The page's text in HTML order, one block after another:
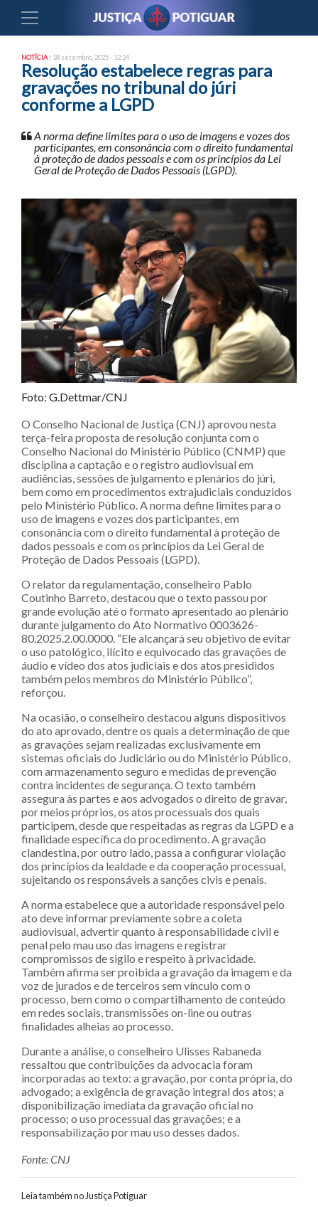
NOTÍCIA | 18 setembro, 2025 - 12:24
Resolução estabelece regras para
gravações no tribunal do júri
conforme a LGPD
A norma define limites para o uso de imagens e vozes dos
participantes, em consonância com o direito fundamental
à proteção de dados pessoais e com os princípios da Lei
Geral de Proteção de Dados Pessoais (LGPD).
Foto: G.Dettmar/CNJ
O Conselho Nacional de Justiça (CNJ) aprovou nesta
terça-feira proposta de resolução conjunta com o
Conselho Nacional do Ministério Público (CNMP) que
disciplina a captação e o registro audiovisual em
audiências, sessões de julgamento e plenários do júri,
bem como em procedimentos extrajudiciais conduzidos
pelo Ministério Público. A norma define limites para o
uso de imagens e vozes dos participantes, em
consonância com o direito fundamental à proteção de
dados pessoais e com os princípios da Lei Geral de
Proteção de Dados Pessoais (LGPD).
O relator da regulamentação, conselheiro Pablo
Coutinho Barreto, destacou que o texto passou por
grande evolução até o formato apresentado ao plenário
durante julgamento do Ato Normativo 0003626-
80.2025.2.00.0000. “Ele alcançará seu objetivo de evitar
o uso patológico, ilícito e equivocado das gravações de
áudio e vídeo dos atos judiciais e dos atos presididos
também pelos membros do Ministério Público”,
reforçou.
Na ocasião, o conselheiro destacou alguns dispositivos
do ato aprovado, dentre os quais a determinação de que
as gravações sejam realizadas exclusivamente em
sistemas oficiais do Judiciário ou do Ministério Público,
com armazenamento seguro e medidas de prevenção
contra incidentes de segurança. O texto também
assegura às partes e aos advogados o direito de gravar,
por meios próprios, os atos processuais dos quais
participem, desde que respeitadas as regras da LGPD e a
finalidade específica do procedimento. A gravação
clandestina, por outro lado, passa a configurar violação
dos princípios da lealdade e da cooperação processual,
sujeitando os responsáveis a sanções civis e penais.
A norma estabelece que a autoridade responsável pelo
ato deve informar previamente sobre a coleta
audiovisual, advertir quanto à responsabilidade civil e
penal pelo mau uso das imagens e registrar
compromissos de sigilo e respeito à privacidade.
Também afirma ser proibida a gravação da imagem e da
voz de jurados e de terceiros sem vínculo com o
processo, bem como o compartilhamento de conteúdo
em redes sociais, transmissões on-line ou outras
finalidades alheias ao processo.
Durante a análise, o conselheiro Ulisses Rabaneda
ressaltou que contribuições da advocacia foram
incorporadas ao texto: a gravação, por conta própria, do
advogado; a exigência de gravação integral dos atos; a
disponibilização imediata da gravação oficial no
processo; o uso processual das gravações; e a
responsabilização por mau uso desses dados.
Fonte: CNJ
Leia também no Justiça Potiguar